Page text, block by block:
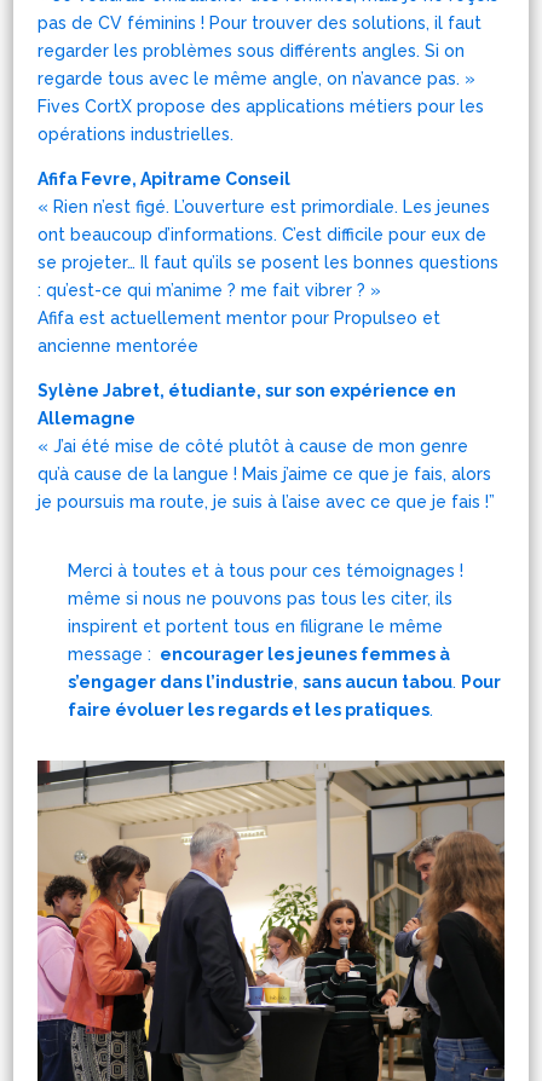
pas de CV féminins ! Pour trouver des solutions, il faut
regarder les problèmes sous différents angles. Si on
regarde tous avec le même angle, on n’avance pas. »
Fives CortX propose des applications métiers pour les
opérations industrielles.
Afifa Fevre, Apitrame Conseil
« Rien n’est figé. L’ouverture est primordiale. Les jeunes
ont beaucoup d’informations. C’est difficile pour eux de
se projeter… Il faut qu’ils se posent les bonnes questions
: qu’est-ce qui m’anime ? me fait vibrer ? »
Afifa est actuellement mentor pour Propulseo et
ancienne mentorée
Sylène Jabret, étudiante, sur son expérience en
Allemagne
« J’ai été mise de côté plutôt à cause de mon genre
qu’à cause de la langue ! Mais j’aime ce que je fais, alors
je poursuis ma route, je suis à l’aise avec ce que je fais !”
Merci à toutes et à tous pour ces témoignages !
même si nous ne pouvons pas tous les citer, ils
inspirent et portent tous en filigrane le même
message : encourager les jeunes femmes à
s’engager dans l’industrie,sans aucun tabou. Pour
faire évoluer les regards et les pratiques.